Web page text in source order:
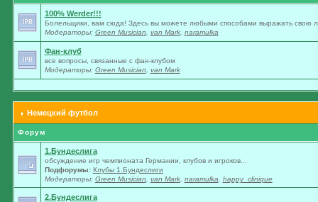
100% Werder!!!
Болельщики, вам сюда! Здесь вы можете любыми способами выражать свою
Модераторы: Green Musician van Mark, naramulka
Фан-клуб
все вопросы, связанные с фан-клубом
Модераторы: Green Musician van Mark
Немецкий футбол
Форум
1.Бундеслига
обсуждение игр чемпионата Германии, клубов и игроков...
Подфорумы: Клубы 1.Бундеслиги
Модераторы: Green Musician van Mark, naramulka happy_clinique
2.Бундеслига